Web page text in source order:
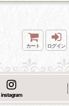
カート ログイン
instagram